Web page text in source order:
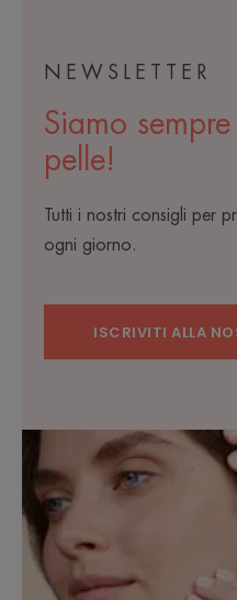
NEWSLETTER
Siamo
pelle!
Tutti i nostri consigli per
ogni giorno.
ISCRIVITI ALLA